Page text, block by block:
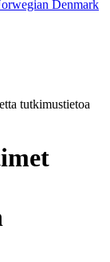
Denmark
tutkimustietoa